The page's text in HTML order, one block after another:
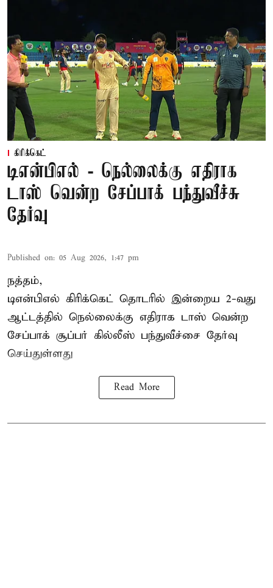
கிரிக்கெட்
டிஎன்பிஎல் - நெல்லைக்கு எதிராக
டாஸ் வென்ற சேப்பாக் பந்துவீச்சு
தேர்வு
Published on: 05 Aug 2026, 1:47 pm
நத்தம்,
டிஎன்பிஎல் கிரிக்கெட் தொடரில் இன்றைய 2-வது
ஆட்டத்தில் நெல்லைக்கு எதிராக டாஸ் வென்ற
சேப்பாக் சூப்பர் கில்லீஸ் பந்துவீச்சை தேர்வு
செய்துள்ளது
Read More